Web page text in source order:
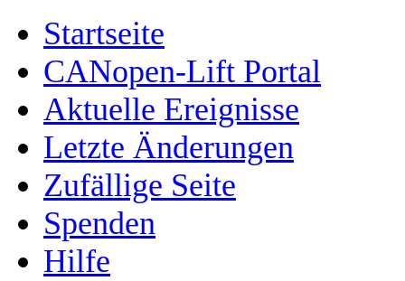
Startseite
CANopen-Lift Portal
Aktuelle Ereignisse
Letzte Änderungen
Zufällige Seite
Spenden
Hilfe